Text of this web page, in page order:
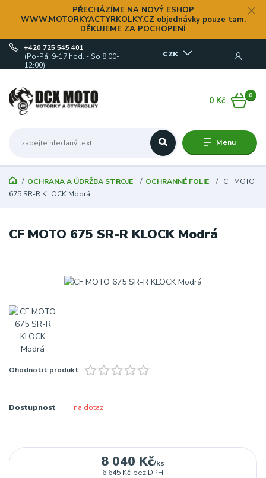
PŘECHÁZÍME NA NOVÝ ESHOP
WWW.MOTORKYACTYRKOLKY.CZ objednávky pouze tam.
DĚKUJEME ZA POCHOPENÍ
Menu
CZK
+420 725 545 401
(Po-Pá, 9-17 hod. - So 8:00-
12:00)
0
0 Kč
OCHRANA A ÚDRŽBA STROJE OCHRANNÉ FOLIE
CF MOTO
675 SR-R KLOCK Modrá
CF MOTO 675 SR-R KLOCK Modrá
Ohodnotit produkt
Dostupnost na dotaz
8 040 Kč/ks
6 645 Kč bez DPH